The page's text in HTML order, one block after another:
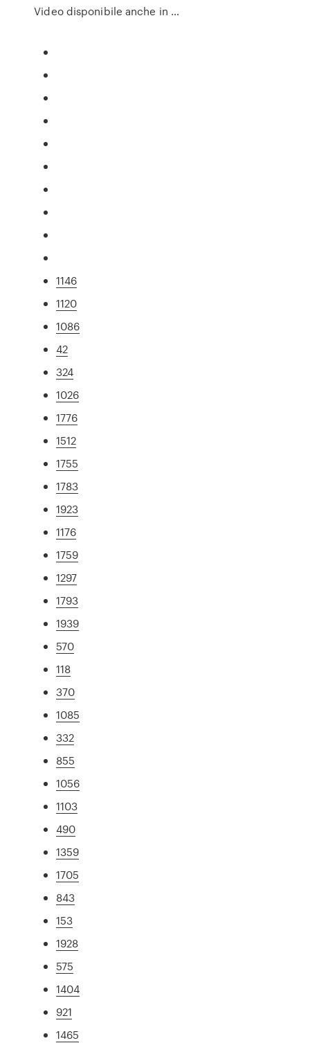
Video disponibile anche in …
1146
1120
1086
42
324
1026
1776
1512
1755
1783
1923
1176
1759
1297
1793
1939
570
118
370
1085
332
855
1056
1103
490
1359
1705
843
153
1928
575
1404
921
1465